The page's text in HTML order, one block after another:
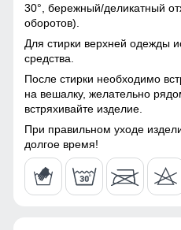
ВНИМАНИЕ!!! Товар который
Образец!
30°, бережный/деликатный
оборотов).
Для стирки верхней одежды
средства.
После стирки необходимо
на вешалку, желательно
встряхивайте изделие.
При правильном уходе
долгое время!